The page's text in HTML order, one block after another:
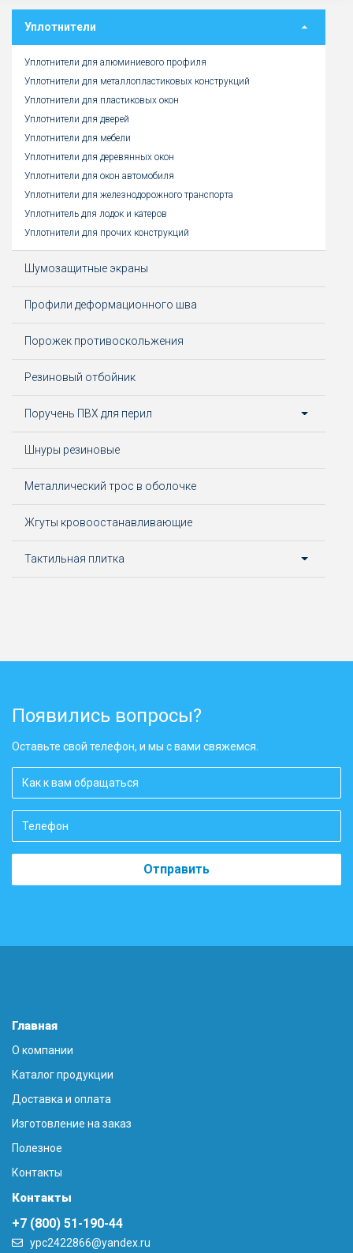
Уплотнители
Уплотнители для алюминиевого профиля
Уплотнители для металлопластиковых конструкций
Уплотнители для пластиковых окон
Уплотнители для дверей
Уплотнители для мебели
Уплотнители для деревянных окон
Уплотнители для окон автомобиля
Уплотнители для железнодорожного транспорта
Уплотнитель для лодок и катеров
Уплотнители для прочих конструкций
Шумозащитные экраны
Профили деформационного шва
Порожек противоскольжения
Резиновый отбойник
Поручень ПВХ для перил
Шнуры резиновые
Металлический трос в оболочке
Жгуты кровоостанавливающие
Тактильная плитка
Появились вопросы?
Оставьте свой телефон, и мы с вами свяжемся.
Отправить
Главная
О компании
Каталог продукции
Доставка и оплата
Изготовление на заказ
Полезное
Контакты
Контакты
+7 (800) 51-190-44
ypc2422866@yandex.ru